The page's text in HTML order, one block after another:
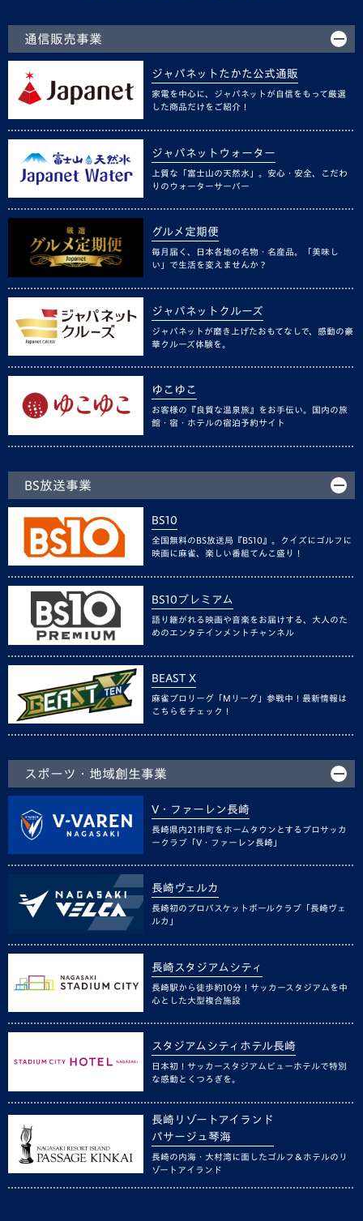
通信販売事業
ジャパネットたかた公式通販
家電を中心に、ジャパネットが自信をもって厳選
した商品だけをご紹介！
ジャパネットウォーター
上質な「富士山の天然水」。安心・安全、こだわ
りのウォーターサーバー
グルメ定期便
毎月届く、日本各地の名物・名産品。「美味し
い」で生活を変えませんか？
ジャパネットクルーズ
ジャパネットが磨き上げたおもてなしで、感動の豪
華クルーズ体験を。
ゆこゆこ
お客様の『良質な温泉旅』をお手伝い。国内の旅
館・宿・ホテルの宿泊予約サイト
BS放送事業
BS10
全国無料のBS放送局『BS10』。クイズにゴルフに
映画に麻雀、楽しい番組てんこ盛り！
BS10プレミアム
語り継がれる映画や音楽をお届けする、大人のた
めのエンタテインメントチャンネル
BEAST X
麻雀プロリーグ「Mリーグ」参戦中！最新情報は
こちらをチェック！
スポーツ・地域創生事業
V・ファーレン長崎
長崎県内21市町をホームタウンとするプロサッカ
ークラブ「V・ファーレン長崎」
長崎ヴェルカ
長崎初のプロバスケットボールクラブ「長崎ヴェ
ルカ」
長崎スタジアムシティ
長崎駅から徒歩約10分！サッカースタジアムを中
心とした大型複合施設
スタジアムシティホテル長崎
日本初！サッカースタジアムビューホテルで特別
な感動とくつろぎを。
長崎リゾートアイランド
パサージュ琴海
長崎の内海・大村湾に面したゴルフ＆ホテルのリ
ゾートアイランド